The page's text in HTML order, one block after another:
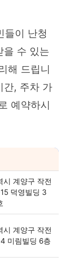
들이 난청
을 수 있는
해 드립니
간, 주차 가
예약하시
시 계양구 작전
덕영빌딩 3
시 계양구 작전
미림빌딩 6층